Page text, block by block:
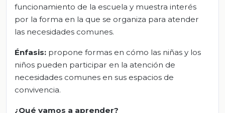
funcionamiento de la escuela y muestra interés
por la forma en la que se organiza para atender
las necesidades comunes.
Énfasis: propone formas en cómo las niñas y los
niños pueden participar en la atención de
necesidades comunes en sus espacios de
convivencia.
¿Qué vamos a aprender?